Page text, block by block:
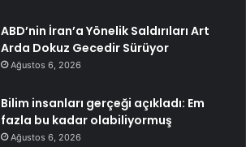
ABD’nin İran’a Yönelik Saldırıları Art
Arda Dokuz Gecedir Sürüyor
Ağustos 6, 2026
Bilim insanları gerçeği açıkladı: Em
fazla bu kadar olabiliyormuş
Ağustos 6, 2026